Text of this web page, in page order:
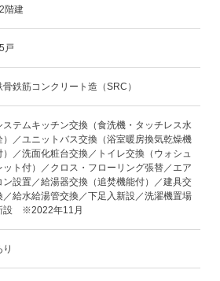
階建
戸
骨鉄筋コンクリート造（SRC）
ステムキッチン交換（食洗機・タッチレス水
）／ユニットバス交換（浴室暖房換気乾燥機
）／洗面化粧台交換／トイレ交換（ウォシュ
ット付）／クロス・フローリング張替／エア
ン設置／給湯器交換（追焚機能付）／建具交
／給水給湯管交換／下足入新設／洗濯機置場
設 ※2022年11月
り